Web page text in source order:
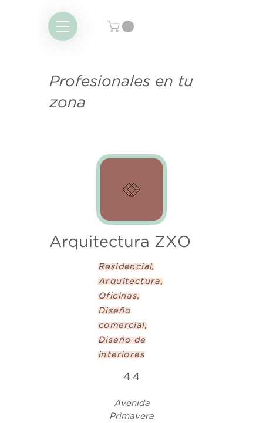
Profesionales en tu
zona
Arquitectura ZXO
Residencial,
Arquitectura,
Oficinas,
Diseño
comercial,
Diseño de
interiores
4.4
Avenida
Primavera